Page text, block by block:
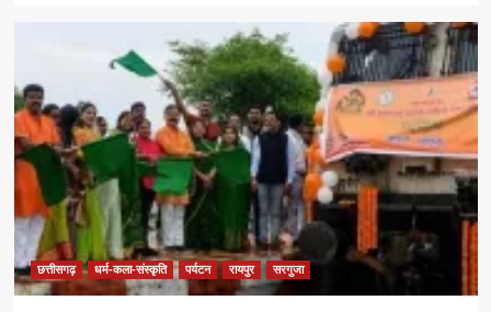
एकजुटता
सामाजिक
विकास
की
बड़ी
शक्ति
राजेश
अग्रवाल
छत्तीसगढ़ धर्म-कला-संस्कृति पर्यटन रायपुर सरगुजा